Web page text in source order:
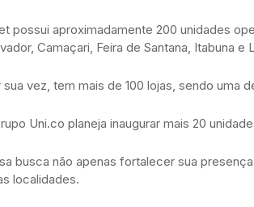
possui aproximadamente 200 unidades
Camaçari, Feira de Santana, Itabuna e
sua vez, tem mais de 100 lojas, sendo uma
Uni.co planeja inaugurar mais 20
busca não apenas fortalecer sua
localidades.